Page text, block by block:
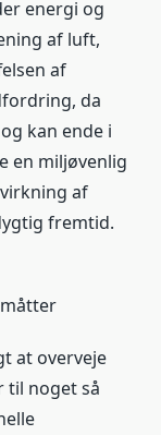
energi og
af luft,
af
da
kan ende i
en miljøvenlig
af
fremtid.
at overveje
til noget så